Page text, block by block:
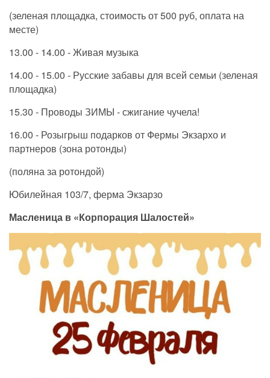
(зеленая площадка, стоимость от 500 руб, оплата на
месте)
13.00 - 14.00 - Живая музыка
14.00 - 15.00 - Русские забавы для всей семьи (зеленая
площадка)
15.30 - Проводы ЗИМЫ - сжигание чучела!
16.00 - Розыгрыш подарков от Фермы Экзархо и
партнеров (зона ротонды)
(поляна за ротондой)
Юбилейная 103/7, ферма Экзарзо
Масленица в «Корпорация Шалостей»